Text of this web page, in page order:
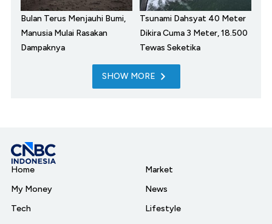
Bulan Terus Menjauhi Bumi,
Manusia Mulai Rasakan
Dampaknya
Tsunami Dahsyat 40 Meter
Dikira Cuma 3 Meter, 18.500
Tewas Seketika
SHOW MORE
Home
My Money
Tech
Market
News
Lifestyle